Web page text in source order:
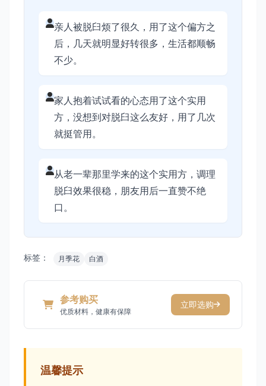
亲人被脱臼烦了很久，用了这个偏方之
后，几天就明显好转很多，生活都顺畅
不少。
家人抱着试试看的心态用了这个实用
方，没想到对脱臼这么友好，用了几次
就挺管用。
从老一辈那里学来的这个实用方，调理
脱臼效果很稳，朋友用后一直赞不绝
口。
标签： 月季花 白酒
参考购买
优质材料，健康有保障
立即选购
温馨提示